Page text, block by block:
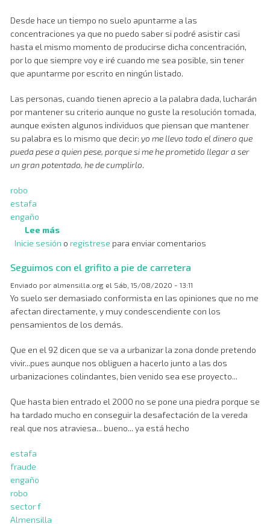
Desde hace un tiempo no suelo apuntarme a las
concentraciones ya que no puedo saber si podré asistir casi
hasta el mismo momento de producirse dicha concentración,
por lo que siempre voy e iré cuando me sea posible, sin tener
que apuntarme por escrito en ningún listado.
Las personas, cuando tienen aprecio a la palabra dada, lucharán
por mantener su criterio aunque no guste la resolución tomada,
aunque existen algunos individuos que piensan que mantener
su palabra es lo mismo que decir: yo me llevo todo el dinero que
pueda pese a quien pese, porque si me he prometido llegar a ser
un gran potentado, he de cumplirlo.
robo
estafa
engaño
Lee más
Manifestaciones
Parlamento
y
Diputación
Inicie sesión o registrese para enviar comentarios
Seguimos con el grifito a pie de carretera
Enviado por almensilla.org el Sáb, 15/08/2020 - 13:11
Yo suelo ser demasiado conformista en las opiniones que no me
afectan directamente, y muy condescendiente con los
pensamientos de los demás.
Que en el 92 dicen que se va a urbanizar la zona donde pretendo
vivir...pues aunque nos obliguen a hacerlo junto a las dos
urbanizaciones colindantes, bien venido sea ese proyecto...
Que hasta bien entrado el 2000 no se pone una piedra porque se
ha tardado mucho en conseguir la desafectación de la vereda
real que nos atraviesa... bueno... ya está hecho
estafa
fraude
engaño
robo
sector f
Almensilla